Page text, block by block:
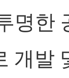
명한
개발